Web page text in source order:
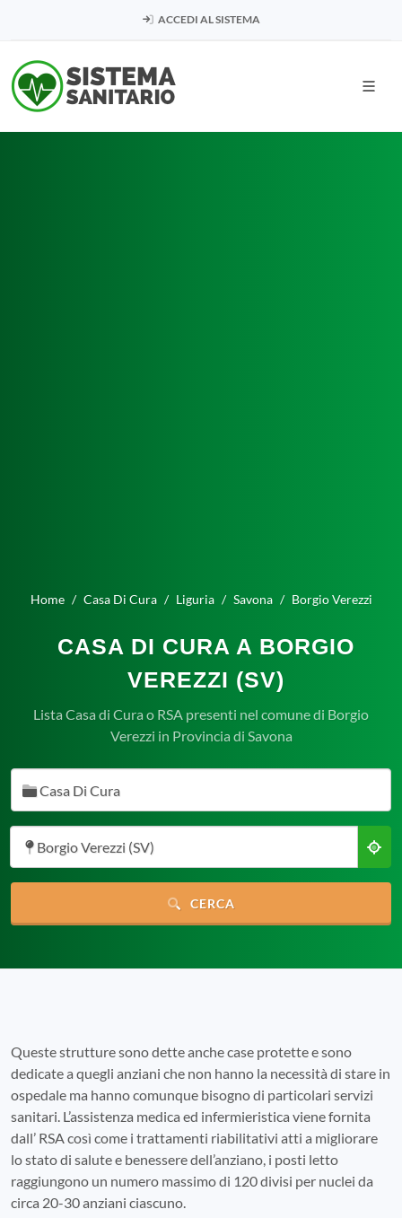
ACCEDI AL SISTEMA
Home Casa Di Cura Liguria Savona Borgio Verezzi
CASA DI CURA A BORGIO
VEREZZI (SV)
Lista Casa di Cura o RSA presenti nel comune di Borgio
Verezzi in Provincia di Savona
Casa Di Cura
Borgio Verezzi (SV)
CERCA
Queste strutture sono dette anche case protette e sono
dedicate a quegli anziani che non hanno la necessità di stare in
ospedale ma hanno comunque bisogno di particolari servizi
sanitari. L’assistenza medica ed infermieristica viene fornita
dall’ RSA così come i trattamenti riabilitativi atti a migliorare
lo stato di salute e benessere dell’anziano, i posti letto
raggiungono un numero massimo di 120 divisi per nuclei da
circa 20-30 anziani ciascuno.